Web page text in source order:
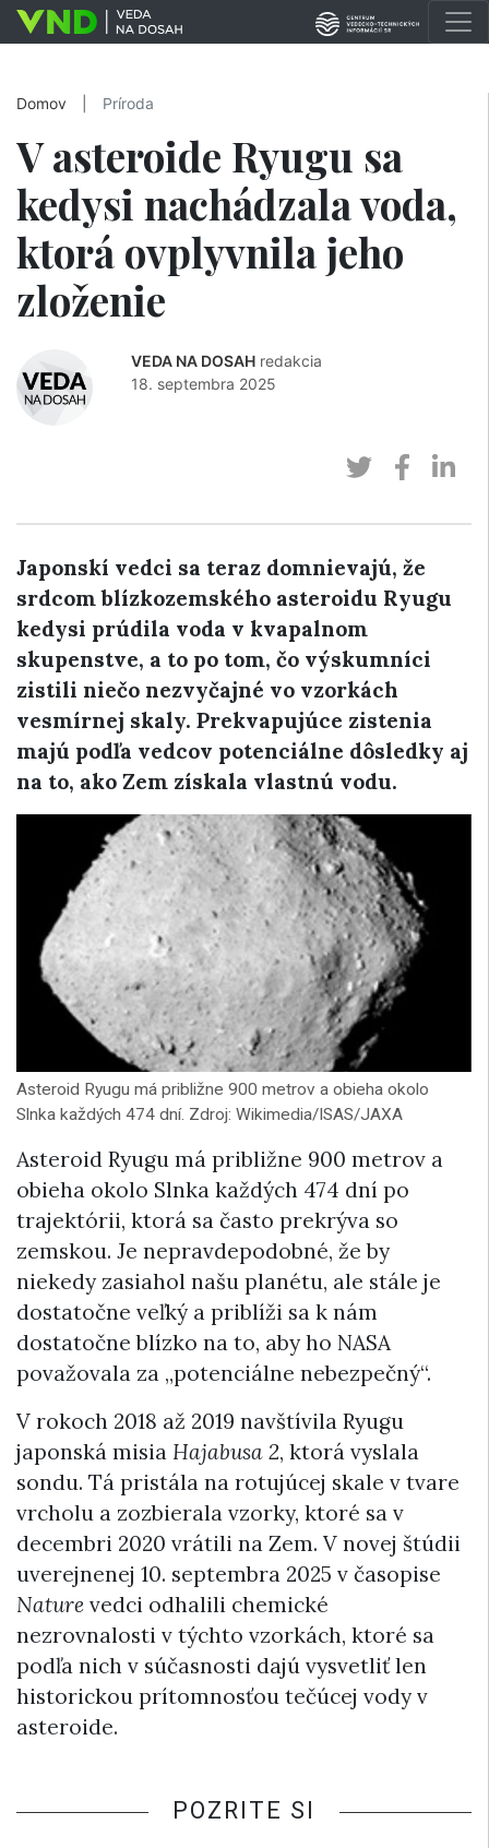
Domov Príroda
V asteroide Ryugu sa
kedysi nachádzala voda,
ktorá ovplyvnila jeho
zloženie
VEDA NA DOSAH redakcia
18. septembra 2025
Japonskí vedci sa teraz domnievajú, že
srdcom blízkozemského asteroidu Ryugu
kedysi prúdila voda v kvapalnom
skupenstve, a to po tom, čo výskumníci
zistili niečo nezvyčajné vo vzorkách
vesmírnej skaly. Prekvapujúce zistenia
majú podľa vedcov potenciálne dôsledky aj
na to, ako Zem získala vlastnú vodu.
Asteroid Ryugu má približne 900 metrov a obieha okolo
Slnka každých 474 dní. Zdroj: Wikimedia/ISAS/JAXA
Asteroid Ryugu má približne 900 metrov a
obieha okolo Slnka každých 474 dní po
trajektórii, ktorá sa často prekrýva so
zemskou. Je nepravdepodobné, že by
niekedy zasiahol našu planétu, ale stále je
dostatočne veľký a priblíži sa k nám
dostatočne blízko na to, aby ho NASA
považovala za „potenciálne nebezpečný“.
V rokoch 2018 až 2019 navštívila Ryugu
japonská misia Hajabusa 2, ktorá vyslala
sondu. Tá pristála na rotujúcej skale v tvare
vrcholu a zozbierala vzorky, ktoré sa v
decembri 2020 vrátili na Zem. V novej štúdii
uverejnenej 10. septembra 2025 v časopise
Nature vedci odhalili chemické
nezrovnalosti v týchto vzorkách, ktoré sa
podľa nich v súčasnosti dajú vysvetliť len
historickou prítomnosťou tečúcej vody v
asteroide.
POZRITE SI